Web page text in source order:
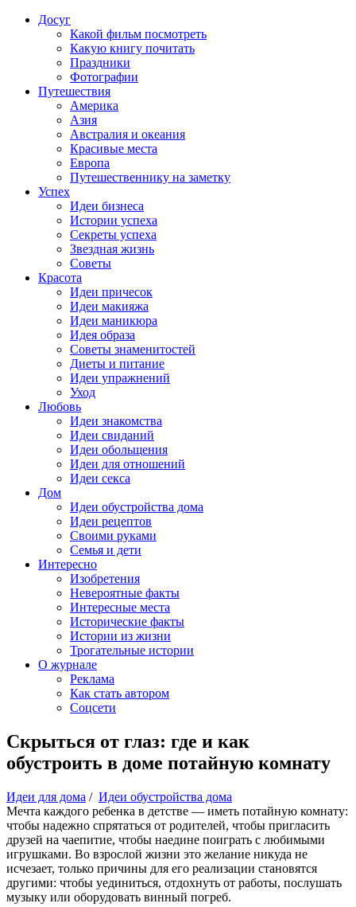
Досуг
Какой фильм посмотреть
Какую книгу почитать
Праздники
Фотографии
Путешествия
Америка
Азия
Австралия и океания
Красивые места
Европа
Путешественнику на заметку
Успех
Идеи бизнеса
Истории успеха
Секреты успеха
Звездная жизнь
Советы
Красота
Идеи причесок
Идеи макияжа
Идеи маникюра
Идея образа
Советы знаменитостей
Диеты и питание
Идеи упражнений
Уход
Любовь
Идеи знакомства
Идеи свиданий
Идеи обольщения
Идеи для отношений
Идеи секса
Дом
Идеи обустройства дома
Идеи рецептов
Своими руками
Семья и дети
Интересно
Изобретения
Невероятные факты
Интересные места
Исторические факты
Истории из жизни
Трогательные истории
О журнале
Реклама
Как стать автором
Соцсети
Скрыться от глаз: где и как
обустроить в доме потайную комнату
Идеи для дома / Идеи обустройства дома
Мечта каждого ребенка в детстве — иметь потайную комнату:
чтобы надежно спрятаться от родителей, чтобы пригласить
друзей на чаепитие, чтобы наедине поиграть с любимыми
игрушками. Во взрослой жизни это желание никуда не
исчезает, только причины для его реализации становятся
другими: чтобы уединиться, отдохнуть от работы, послушать
музыку или оборудовать винный погреб.